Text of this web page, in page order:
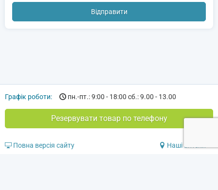
Графік роботи: пн.-пт.: 9:00 - 18:00 сб.: 9.00 - 13.00
Резервувати товар по телефону
Повна версія сайту Наші аптеки